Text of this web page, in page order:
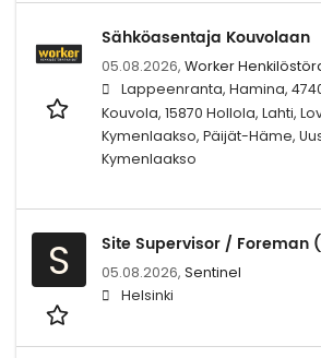
Sähköasentaja Kouvolaan
05.08.2026, Worker
Lappeenranta, Hamina,
Kouvola, 15870 Hollola, Lahti,
Kymenlaakso, Päijät-Häme,
Kymenlaakso
S Site Supervisor / Foreman
05.08.2026, Sentinel
Helsinki